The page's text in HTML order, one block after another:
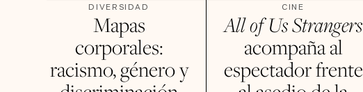
DIVERSIDAD
Mapas
corporales:
racismo, género y
CINE
All of Us Strangers
acompaña al
espectador frente